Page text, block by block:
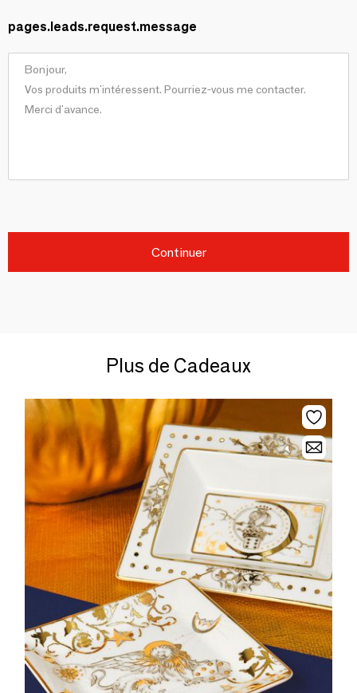
pages.leads.request.message
Continuer
Plus de Cadeaux